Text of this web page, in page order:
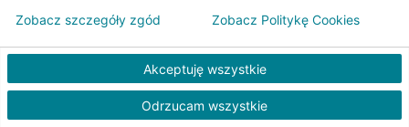
oddziałów.
Przejdź do pytania
Bank Credit Agricole nie udostępnia ogólnego numeru
telefonu do placówki bankowej.
Polecamy skorzystanie z możliwości wcześniejszego
umówienia się z doradcą w placówce bankowej.
Przejdź do pytania
Jak umówić się z doradcą na spotkanie?
Jeśli jesteś jużnaszym
samodzielnieumówić się na spotkanie z
Twoim doradcą w wybranym terminie. Zrób to:
Które oddziały banku czynne są dłużej?
Akceptuję wszystkie
Odrzucam wszystkie
Zobacz szczegóły zgód Zobacz Politykę Cookies